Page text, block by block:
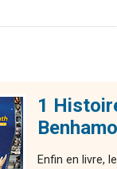
1
Enfin en livre,